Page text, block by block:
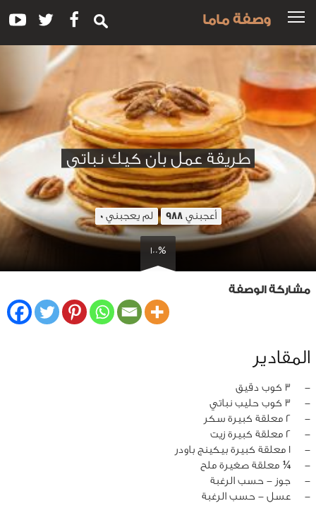
وصفة ماما
طريقة عمل بان كيك نباتي
أعجبني988 لم يعجبني0
100%
مشاركة الوصفة
المقادير
‏-
3 كوب دقيق
‏-
3 كوب حليب نباتي
‏-
2 معلقة كبيرة سكر
‏-
2 معلقة كبيرة زيت
‏-
1 معلقة كبيرة بيكينج باودر
‏-
¼ معلقة صغيرة ملح
‏-
جوز - حسب الرغبة
‏-
عسل - حسب الرغبة